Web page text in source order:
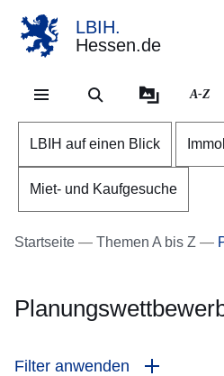
LBIH.
Hessen.de
A-Z
LBIH auf einen Blick
Miet- und Kaufgesuche
Startseite Themen A bis Z
Filter anwenden